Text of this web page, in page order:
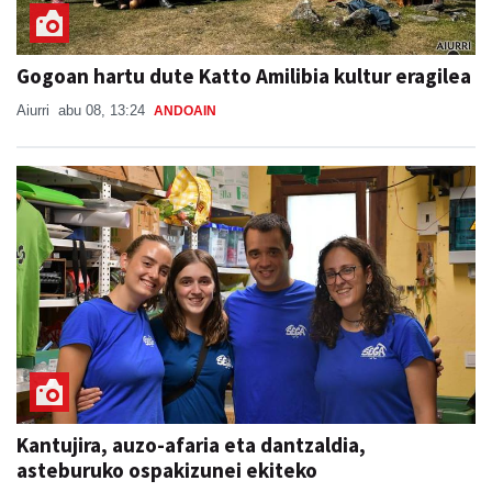
Gogoan hartu dute Katto Amilibia kultur eragilea
Aiurri abu 08, 13:24 ANDOAIN
Kantujira, auzo-afaria eta dantzaldia,
asteburuko ospakizunei ekiteko